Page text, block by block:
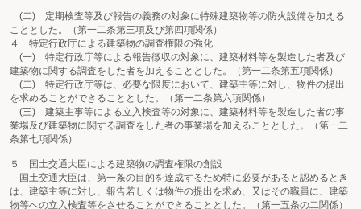
(二) 定期検査等及び報告の義務の対象に特殊建築物等の防火設備を加える
こととした。（第一二条第三項及び第四項関係）
４ 特定行政庁による建築物の調査権限の強化
(一) 特定行政庁等による報告徴収の対象に、建築材料等を製造した者及び
建築物に関する調査をした者を加えることとした。（第一二条第五項関係）
(二) 特定行政庁等は、必要な限度において、建築主等に対し、物件の提出
を求めることができることとした。（第一二条第六項関係）
(三) 建築主事等による立入検査等の対象に、建築材料等を製造した者の事
業場及び建築物に関する調査をした者の事業場を加えることとした。（第一二
条第七項関係）
５ 国土交通大臣による建築物の調査権限の創設
国土交通大臣は、第一条の目的を達成するため特に必要があると認めるとき
は、建築主等に対し、報告若しくは物件の提出を求め、又はその職員に、建築
物等への立入検査等をさせることができることとした。（第一五条の二関係）